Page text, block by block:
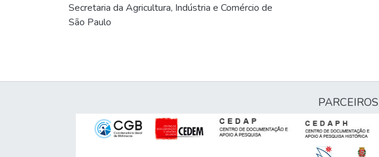
Secretaria da Agricultura, Indústria e Comércio de
São Paulo
PARCEIROS